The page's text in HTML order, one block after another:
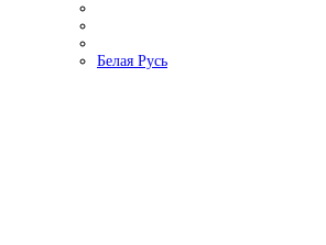
Белая Русь